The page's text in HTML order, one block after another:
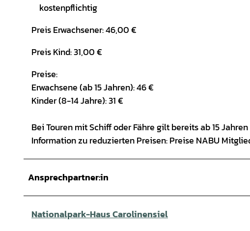
kostenpflichtig
Preis Erwachsener: 46,00 €
Preis Kind: 31,00 €
Preise:
Erwachsene (ab 15 Jahren): 46 €
Kinder (8-14 Jahre): 31 €
Bei Touren mit Schiff oder Fähre gilt bereits ab 15
Information zu reduzierten Preisen: Preise NABU
Ansprechpartner:in
Nationalpark-Haus Carolinensiel